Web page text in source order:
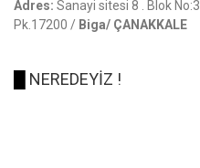
Adres: Sanayi sitesi 8 . Blok No:3
Pk.17200 / Biga/ ÇANAKKALE
NEREDEYİZ !